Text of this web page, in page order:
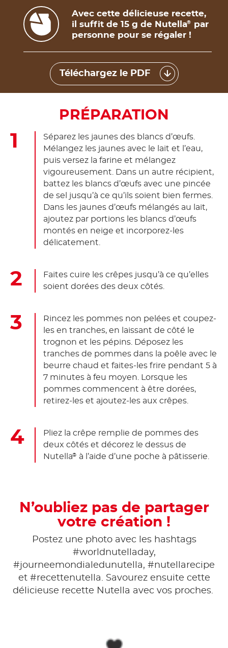
Avec cette délicieuse recette,
il suffit de 15 g de Nutella®
par
personne pour se régaler !
Téléchargez le PDF
PRÉPARATION
Séparez les jaunes des blancs d’œufs.
Mélangez les jaunes avec le lait et l’eau,
puis versez la farine et mélangez
vigoureusement. Dans un autre récipient,
battez les blancs d’œufs avec une pincée
de sel jusqu’à ce qu’ils soient bien fermes.
Dans les jaunes d’œufs mélangés au lait,
ajoutez par portions les blancs d’œufs
montés en neige et incorporez-les
délicatement.
Faites cuire les crêpes jusqu’à ce qu’elles
soient dorées des deux côtés.
Rincez les pommes non pelées et coupez-
les en tranches, en laissant de côté le
trognon et les pépins. Déposez les
tranches de pommes dans la poêle avec le
beurre chaud et faites-les frire pendant 5 à
7 minutes à feu moyen. Lorsque les
pommes commencent à être dorées,
retirez-les et ajoutez-les aux crêpes.
Pliez la crêpe remplie de pommes des
deux côtés et décorez le dessus de
Nutella® à l’aide d’une poche à pâtisserie.
N’oubliez pas de partager
votre création !
Postez une photo avec les hashtags
#worldnutelladay,
#journeemondialedunutella, #nutellarecipe
et #recettenutella. Savourez ensuite cette
délicieuse recette Nutella avec vos proches.